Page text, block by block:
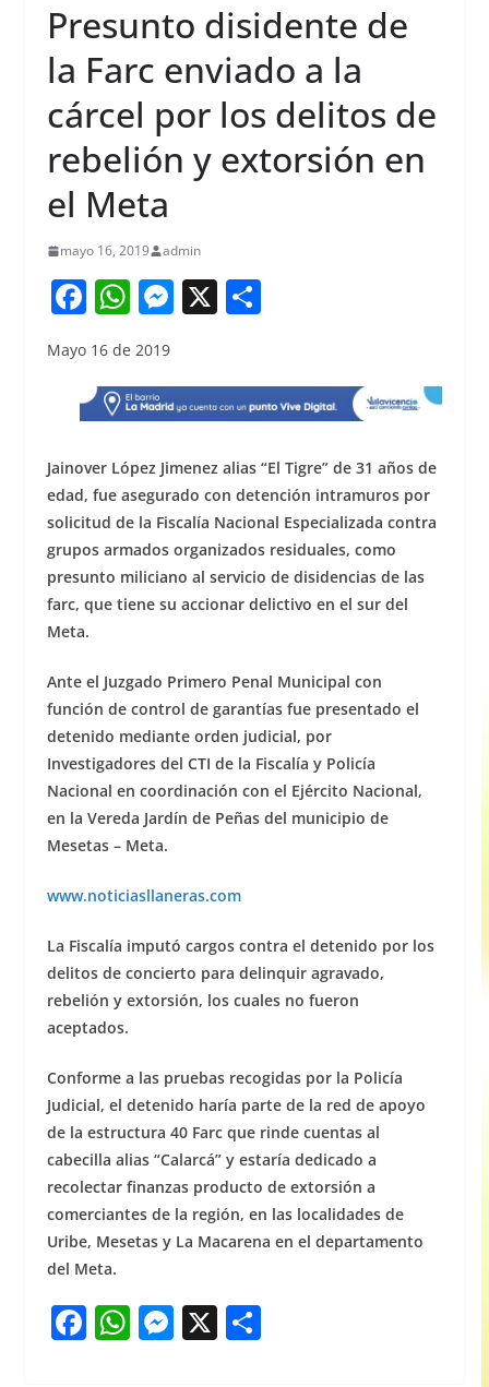
Presunto disidente de
la Farc enviado a la
cárcel por los delitos de
rebelión y extorsión en
el Meta
mayo 16, 2019 admin
F
c
e
b
o
o
k
W
at
s
A
p
p
M
e
n
g
er
X S
e
Mayo 16 de 2019
Jainover López Jimenez alias “El Tigre” de 31 años de
edad, fue asegurado con detención intramuros por
solicitud de la Fiscalía Nacional Especializada contra
grupos armados organizados residuales, como
presunto miliciano al servicio de disidencias de las
farc, que tiene su accionar delictivo en el sur del
Meta.
Ante el Juzgado Primero Penal Municipal con
función de control de garantías fue presentado el
detenido mediante orden judicial, por
Investigadores del CTI de la Fiscalía y Policía
Nacional en coordinación con el Ejército Nacional,
en la Vereda Jardín de Peñas del municipio de
Mesetas – Meta.
www.noticiasllaneras.com
La Fiscalía imputó cargos contra el detenido por los
delitos de concierto para delinquir agravado,
rebelión y extorsión, los cuales no fueron
aceptados.
Conforme a las pruebas recogidas por la Policía
Judicial, el detenido haría parte de la red de apoyo
de la estructura 40 Farc que rinde cuentas al
cabecilla alias “Calarcá” y estaría dedicado a
recolectar finanzas producto de extorsión a
comerciantes de la región, en las localidades de
Uribe, Mesetas y La Macarena en el departamento
del Meta.
F W M X S